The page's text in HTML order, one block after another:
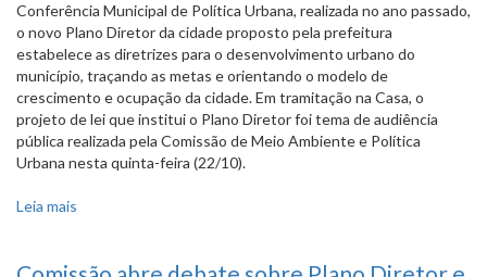
Conferência Municipal de Política Urbana, realizada no ano passado,
o novo Plano Diretor da cidade proposto pela prefeitura
estabelece as diretrizes para o desenvolvimento urbano do
município, traçando as metas e orientando o modelo de
crescimento e ocupação da cidade. Em tramitação na Casa, o
projeto de lei que institui o Plano Diretor foi tema de audiência
pública realizada pela Comissão de Meio Ambiente e Política
Urbana nesta quinta-feira (22/10).
Leia mais